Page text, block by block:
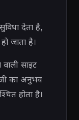
देता है,
जाता है।
साइट
का अनुभव
होता है।